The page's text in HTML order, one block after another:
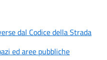
dal Codice della Strada
ed aree pubbliche